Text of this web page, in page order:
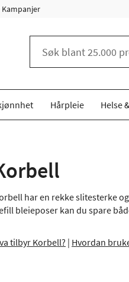
Kampanjer
Hårpleie Helse
har en rekke slitesterke
bleieposer kan du spare
tilbyr Korbell? | Hvordan